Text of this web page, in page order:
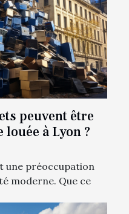
peuvent être
louée à Lyon ?
une préoccupation
moderne. Que ce